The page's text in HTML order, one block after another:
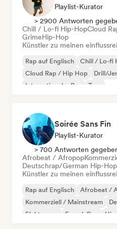
Playlist-Kurator
> 2900 Antworten
Chill / Lo-fi Hip-HopCloud
GrimeHip-Hop
Künstler zu meinen
Rap auf Englisch
Chill / Lo-fi
Cloud Rap / Hip Hop
Drill/
Internationaler Rap
Trap
Soirée Sans Fin
Playlist-Kurator
> 700 Antworten
Afrobeat / Afropop
Deutschrap/German Hip-Hop
Künstler zu meinen
Rap auf Englisch
Afrobeat /
Kommerziell / Mainstream
Elektropop
French Pop